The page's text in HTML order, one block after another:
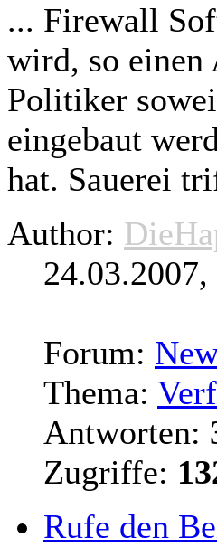
... Firewall
wird, so einen
Politiker
eingebaut
hat. Sauerei
Author:
Forum:
Thema:
Antworten:
Zugriffe:
Rufe den